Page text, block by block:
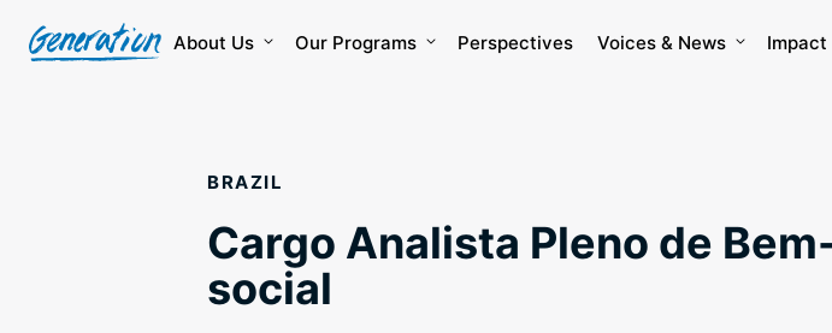
content
About Us Our Programs Perspectives Voices & News Impact
BRAZIL
Cargo Analista Pleno de
social